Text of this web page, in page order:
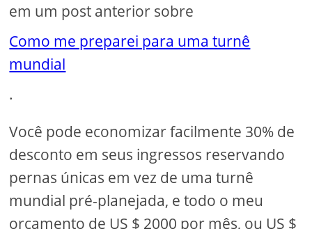
em um post anterior sobre
Como me preparei para uma turnê
mundial
.
Você pode economizar facilmente 30% de
desconto em seus ingressos reservando
pernas únicas em vez de uma turnê
mundial pré-planejada, e todo o meu
orçamento de US $ 2000 por mês, ou US $